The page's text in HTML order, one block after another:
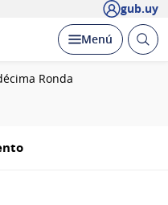
gub.uy
Desplegar
Menú Abrir
Ronda